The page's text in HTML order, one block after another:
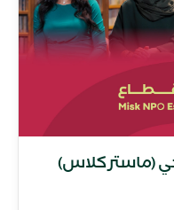
(ماستركلاس)